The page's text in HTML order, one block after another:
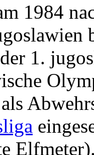
1984
1.